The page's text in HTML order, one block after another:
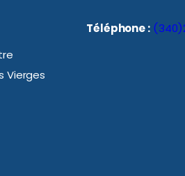
Vierges
Téléphone :